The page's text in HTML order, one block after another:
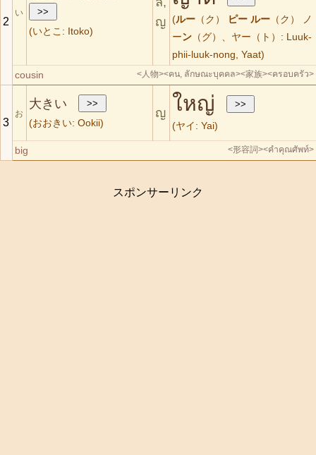
2
い
(いとこ: Itoko)
ญ
(ルー （ク） ピー ルー （ク） ノ
ーン （グ）、ヤー（ト）: Luuk-
phii-luuk-nong, Yaat)
cousin <人物><คน, ลักษณะบุคคล><家族><ครอบครัว>
3
お
大きい
(おおきい: Ookii)
ญ ใหญ่
(ヤイ: Yai)
big <形容詞><คำคุณศัพท์>
スポンサーリンク